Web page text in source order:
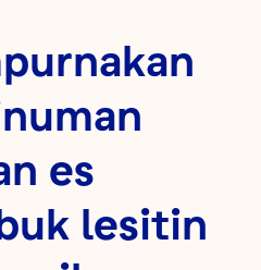
es
lesitin